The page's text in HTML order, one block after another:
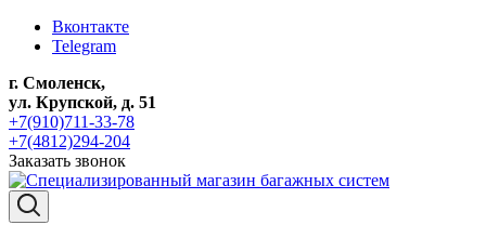
Вконтакте
Telegram
г. Смоленск,
ул. Крупской, д. 51
+7(910)711-33-78
+7(4812)294-204
Заказать звонок